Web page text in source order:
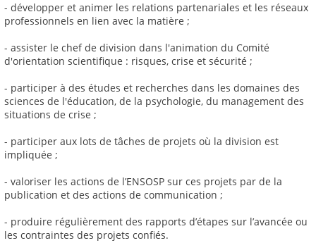
- développer et animer les relations partenariales et les réseaux
professionnels en lien avec la matière ;
- assister le chef de division dans l'animation du Comité
d'orientation scientifique : risques, crise et sécurité ;
- participer à des études et recherches dans les domaines des
sciences de l'éducation, de la psychologie, du management des
situations de crise ;
- participer aux lots de tâches de projets où la division est
impliquée ;
- valoriser les actions de l’ENSOSP sur ces projets par de la
publication et des actions de communication ;
- produire régulièrement des rapports d’étapes sur l’avancée ou
les contraintes des projets confiés.